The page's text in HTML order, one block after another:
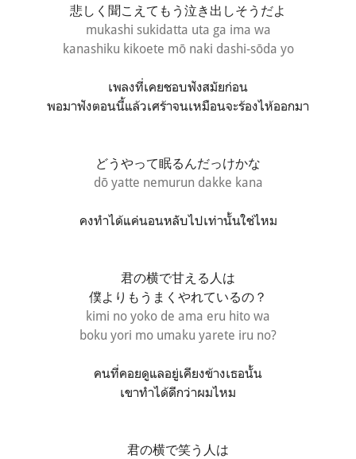
悲しく聞こえてもう泣き出しそうだよ
mukashi sukidatta uta ga ima wa
kanashiku kikoete mō naki dashi-sōda yo
เพลงที่เคยชอบฟังสมัยก่อน
พอมาฟังตอนนี้แล้วเศร้าจนเหมือนจะร้องไห้ออกมา
どうやって眠るんだっけかな
dō yatte nemurun dakke kana
คงทำได้แค่นอนหลับไปเท่านั้นใช่ไหม
君の横で甘える人は
僕よりもうまくやれているの？
kimi no yoko de ama eru hito wa
boku yori mo umaku yarete iru no?
คนที่คอยดูแลอยู่เคียงข้างเธอนั้น
เขาทำได้ดีกว่าผมไหม
君の横で笑う人は